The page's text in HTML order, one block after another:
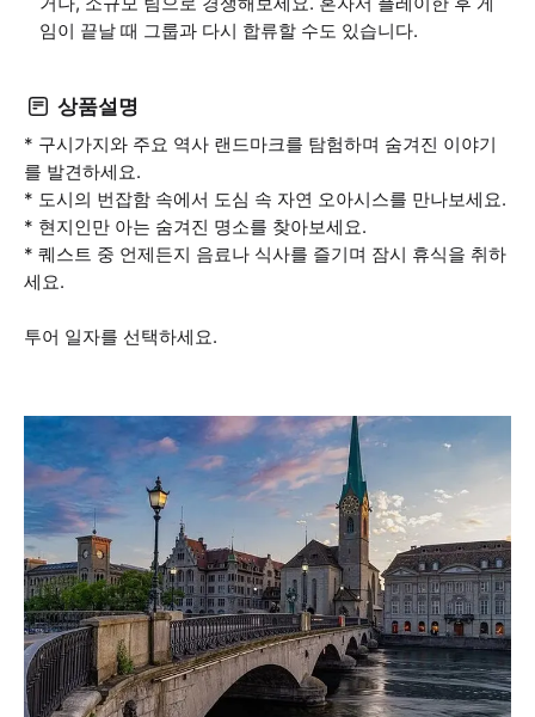
임이 끝날 때 그룹과 다시 합류할 수도 있습니다.
상품설명
* 구시가지와 주요 역사 랜드마크를 탐험하며 숨겨진 이야기
를 발견하세요.
* 도시의 번잡함 속에서 도심 속 자연 오아시스를 만나보세요.
* 현지인만 아는 숨겨진 명소를 찾아보세요.
* 퀘스트 중 언제든지 음료나 식사를 즐기며 잠시 휴식을 취하
세요.
투어 일자를 선택하세요.